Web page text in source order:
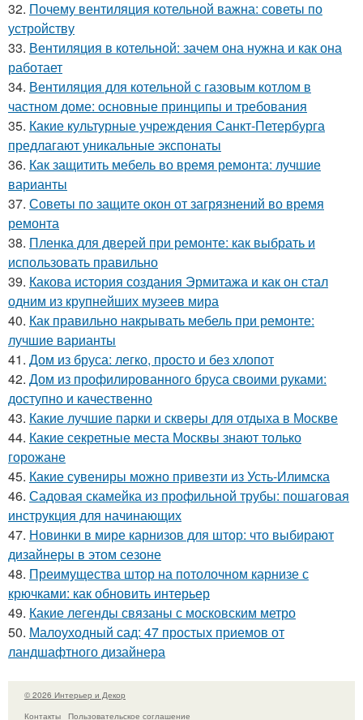
32. Почему вентиляция котельной важна: советы по
устройству
33. Вентиляция в котельной: зачем она нужна и как она
работает
34. Вентиляция для котельной с газовым котлом в
частном доме: основные принципы и требования
35. Какие культурные учреждения Санкт-Петербурга
предлагают уникальные экспонаты
36. Как защитить мебель во время ремонта: лучшие
варианты
37. Советы по защите окон от загрязнений во время
ремонта
38. Пленка для дверей при ремонте: как выбрать и
использовать правильно
39. Какова история создания Эрмитажа и как он стал
одним из крупнейших музеев мира
40. Как правильно накрывать мебель при ремонте:
лучшие варианты
41. Дом из бруса: легко, просто и без хлопот
42. Дом из профилированного бруса своими руками:
доступно и качественно
43. Какие лучшие парки и скверы для отдыха в Москве
44. Какие секретные места Москвы знают только
горожане
45. Какие сувениры можно привезти из Усть-Илимска
46. Садовая скамейка из профильной трубы: пошаговая
инструкция для начинающих
47. Новинки в мире карнизов для штор: что выбирают
дизайнеры в этом сезоне
48. Преимущества штор на потолочном карнизе с
крючками: как обновить интерьер
49. Какие легенды связаны с московским метро
50. Малоуходный сад: 47 простых приемов от
ландшафтного дизайнера
© 2026 Интерьер и Декор
Контакты
Пользовательское соглашение